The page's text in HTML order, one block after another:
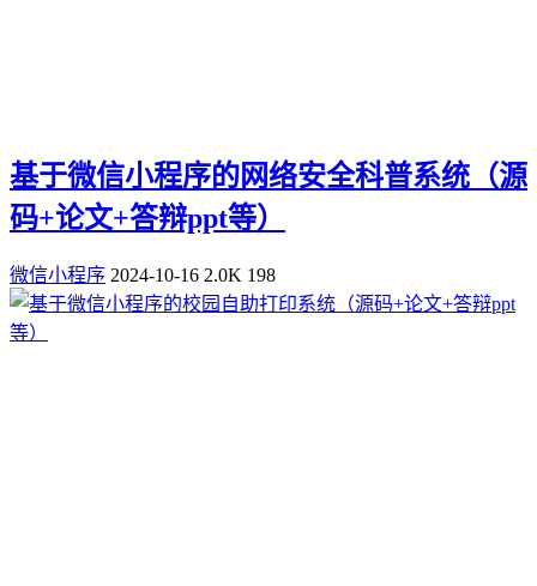
基于微信小程序的网络安全科普系统（源
码+论文+答辩ppt等）
微信小程序 2024-10-16 2.0K 198